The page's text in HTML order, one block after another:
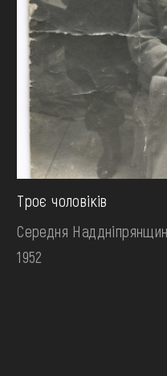
Троє чоловіків
Середня
1952